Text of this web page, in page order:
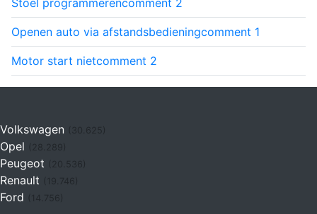
Openen auto via afstandsbedieningcomment 1
Motor start nietcomment 2
Volkswagen (30.625)
Opel
Peugeot (20.536)
Renault (19.746)
Ford (14.756)